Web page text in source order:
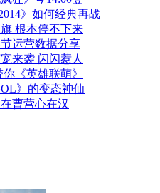
》如何经典再战
根本停不下来
运营数据分享
来袭 闪闪惹人
《英雄联萌》
》的变态神仙
曹营心在汉